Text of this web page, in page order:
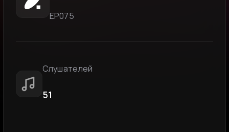
ЕР075
Слушателей
51